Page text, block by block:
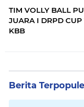
TIM VOLLY BALL
JUARA I DRPD
KBB
Berita